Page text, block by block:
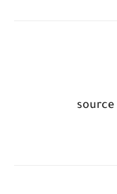
source